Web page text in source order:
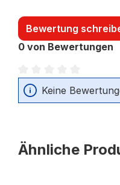
Bewertung
0 von Bewertungen
Durchschnittliche
Keine
Ähnliche